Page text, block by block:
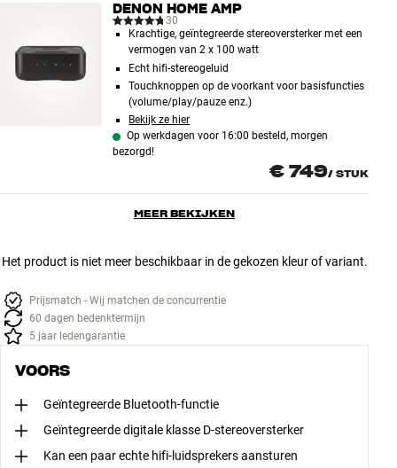
DENON HOME AMP
30
Krachtige, geïntegreerde stereoversterker met een
vermogen van 2 x 100 watt
Echt hifi-stereogeluid
Touchknoppen op de voorkant voor basisfuncties
(volume/play/pauze enz.)
Bekijk ze hier
Op werkdagen voor 16:00 besteld, morgen
bezorgd!
€ 749/ STUK
MEER BEKIJKEN
Het product is niet meer beschikbaar in de gekozen kleur of variant.
Prijsmatch - Wij matchen de concurrentie
60 dagen bedenktermijn
5 jaar ledengarantie
VOORS
Geïntegreerde Bluetooth-functie
Geïntegreerde digitale klasse D-stereoversterker
Kan een paar echte hifi-luidsprekers aansturen